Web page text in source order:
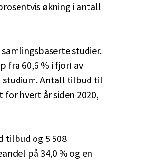
økning i antall
studier.
fra 60,6 % i fjor) av
Antall tilbud til
hvert år siden 2020,
tilbud og 5 508
på 34,0 % og en